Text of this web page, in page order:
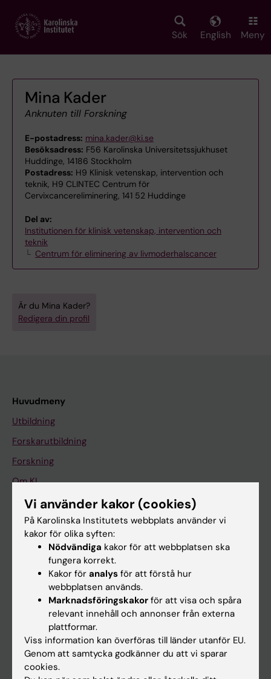
main
Sök English Meny
Mina Kader
Anknuten till Forskning
E-postadress: mina.kader@ki.se
Besöksadress: F56 Karolinska Universitetssjukhuset
Huddinge, 14186 Stockholm
Postadress: H9 Klinisk vetenskap, intervention och
teknik, H9 CLINTEC Centrum för
Cervixcancereliminering, 141 52 Huddinge
Del av:
Institutionen för klinisk vetenskap, intervention och
teknik
Centrum för eliminering av livmoderhalscancer
Är du Mina Kader?
Redigera din profil
Huvudmeny
Utbildning
Forskarutbildning
Forskning
Om KI
På gång
Nyheter
Kalender
Schema
Studentmejlen
Vi använder kakor (cookies)
På Karolinska Institutets webbplats använder vi
kakor för olika syften:
Nödvändiga kakor för att webbplatsen ska
fungera korrekt.
Kakor för analys för att förstå hur
webbplatsen används.
Marknadsföringskakor för att visa och spåra
relevant innehåll och annonser från externa
plattformar.
Viss information kan överföras till länder utanför EU.
Genom att samtycka godkänner du att vi sparar
cookies.